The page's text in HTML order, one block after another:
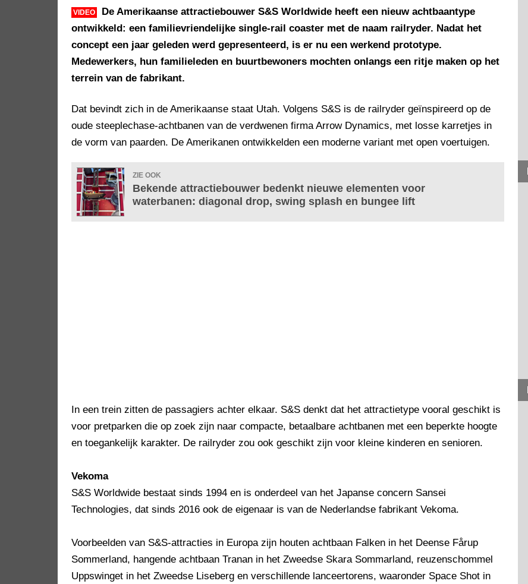
VIDEO
De Amerikaanse attractiebouwer S&S Worldwide heeft een nieuw achtbaantype
ontwikkeld: een familievriendelijke single-rail coaster met de naam railryder. Nadat het
concept een jaar geleden werd gepresenteerd, is er nu een werkend prototype.
Medewerkers, hun familieleden en buurtbewoners mochten onlangs een ritje maken op het
terrein van de fabrikant.
Dat bevindt zich in de Amerikaanse staat Utah. Volgens S&S is de railryder geïnspireerd op de
oude steeplechase-achtbanen van de verdwenen firma Arrow Dynamics, met losse karretjes in
de vorm van paarden. De Amerikanen ontwikkelden een moderne variant met open voertuigen.
ZIE OOK
Bekende attractiebouwer bedenkt nieuwe elementen voor
waterbanen: diagonal drop, swing splash en bungee lift
In een trein zitten de passagiers achter elkaar. S&S denkt dat het attractietype vooral geschikt is
voor pretparken die op zoek zijn naar compacte, betaalbare achtbanen met een beperkte hoogte
en toegankelijk karakter. De railryder zou ook geschikt zijn voor kleine kinderen en senioren.
Vekoma
S&S Worldwide bestaat sinds 1994 en is onderdeel van het Japanse concern Sansei
Technologies, dat sinds 2016 ook de eigenaar is van de Nederlandse fabrikant Vekoma.
Voorbeelden van S&S-attracties in Europa zijn houten achtbaan Falken in het Deense Fårup
Sommerland, hangende achtbaan Tranan in het Zweedse Skara Sommarland, reuzenschommel
Uppswinget in het Zweedse Liseberg en verschillende lanceertorens, waaronder Space Shot in